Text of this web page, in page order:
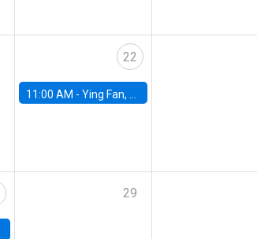
22
11:00 AM -Ying Fan, University of Michigan
29